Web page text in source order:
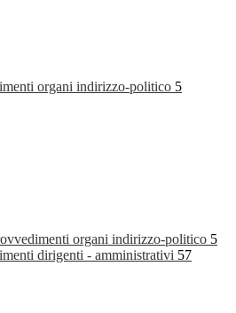
organi indirizzo-politico 5
organi indirizzo-politico 5
dirigenti - amministrativi 57